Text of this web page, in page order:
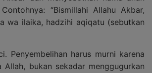
“Bismillahi Allahu Akbar,
wa ilaika, hadzihi aqiqatu (sebutkan
Penyembelihan harus murni karena
Allah, bukan sekadar menggugurkan